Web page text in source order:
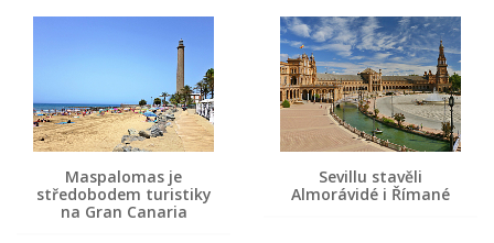
Maspalomas je
středobodem turistiky
na Gran Canaria
Sevillu stavěli
Almorávidé i Římané